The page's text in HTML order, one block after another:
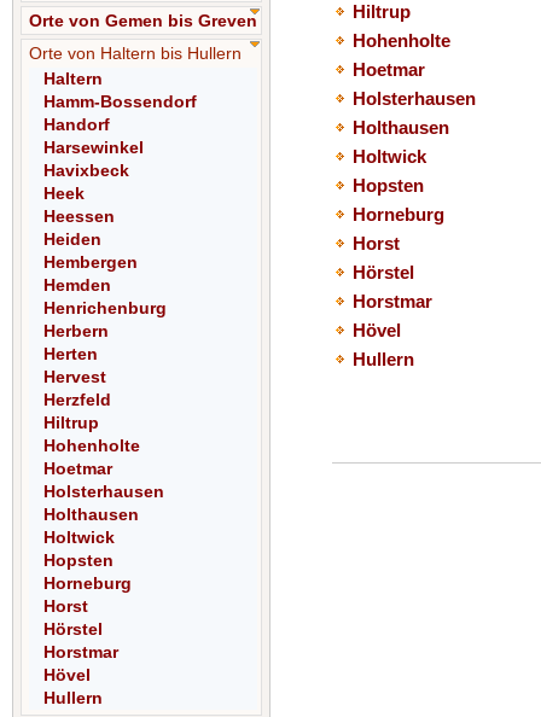
Orte von Gemen bis Greven
Orte von Haltern bis Hullern
Haltern
Hamm-Bossendorf
Handorf
Harsewinkel
Havixbeck
Heek
Heessen
Heiden
Hembergen
Hemden
Henrichenburg
Herbern
Herten
Hervest
Herzfeld
Hiltrup
Hohenholte
Hoetmar
Holsterhausen
Holthausen
Holtwick
Hopsten
Horneburg
Horst
Hörstel
Horstmar
Hövel
Hullern
Hiltrup
Hohenholte
Hoetmar
Holsterhausen
Holthausen
Holtwick
Hopsten
Horneburg
Horst
Hörstel
Horstmar
Hövel
Hullern